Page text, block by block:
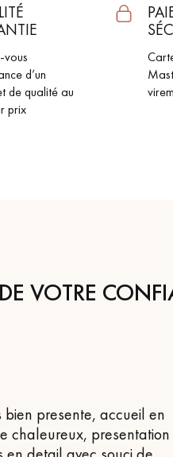
d’un
de qualité au
prix
VOTRE
bien presente, accueil en
chaleureux, presentation